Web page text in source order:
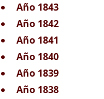
Año 1843
Año 1842
Año 1841
Año 1840
Año 1839
Año 1838